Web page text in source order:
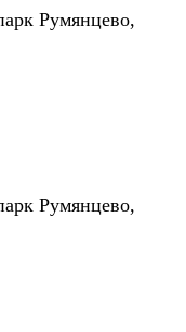
Румянцево,
Румянцево,